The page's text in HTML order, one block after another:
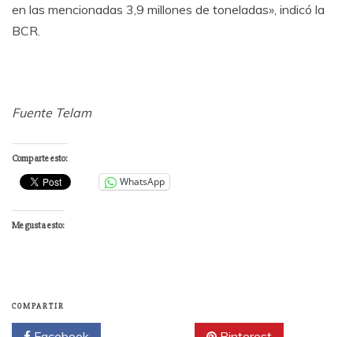
en las mencionadas 3,9 millones de toneladas», indicó la
BCR.
Fuente Telam
Comparte esto:
WhatsApp
Me gusta esto:
COMPARTIR